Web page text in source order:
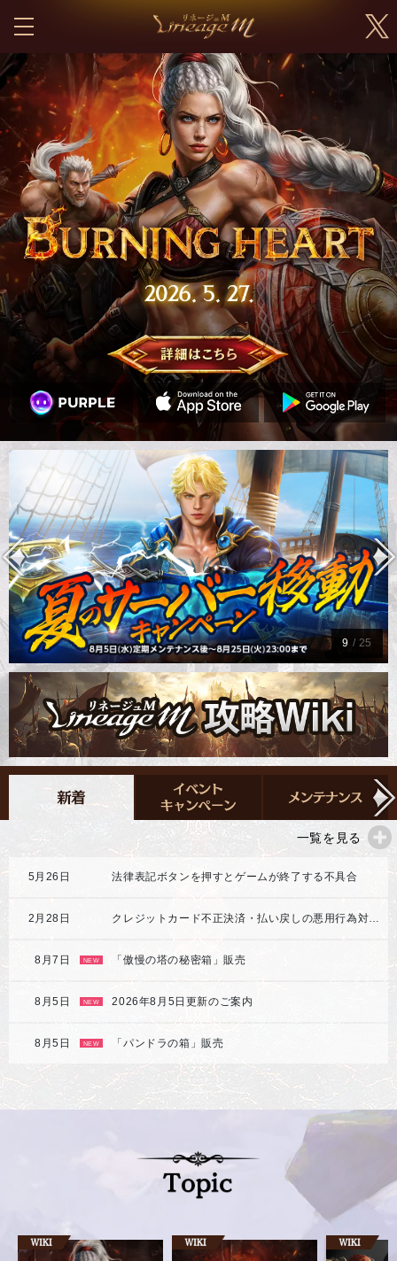
9 / 25
一覧を見る
5月26日 法律表記ボタンを押すとゲームが終了する不具合
2月28日
8月7日 NEW 「傲慢の塔の秘密箱」販売
8月5日 NEW 2026年8月5日更新のご案内
8月5日 NEW 「パンドラの箱」販売